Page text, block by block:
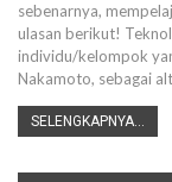
sebenarnya,
ulasan berikut!
individu/kelompok
Nakamoto, sebagai
SELENGKAPNYA...